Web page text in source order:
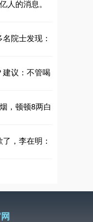
人的消息。
院士发现：
议：不管喝
，顿顿8两白
，李在明：